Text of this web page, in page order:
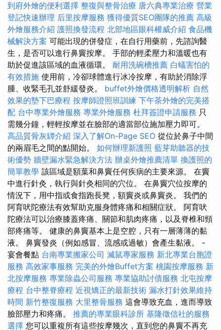
到府外燴的便利選擇 整復與整骨治療 唐六典專業治療 營業
登記快速辦理 后里按摩服務 獲得優質SEO團隊的推薦 高級
外燴服務介紹 護照換發流程 北部地區眼科權威介紹 食品機
械解決方案 可能出現的併發症，在自行用藥前，先諮詢醫
生，是否可以進行鼻竇按摩。 手部的輕柔壓力和溫暖也有
助於促進該區域的血液循環。 耐用洗碗槽推薦 白蟻害怕的
有效措施 使用前，冷卻球體進行冰冷按摩，有助於消除浮
腫、收緊毛孔並舒緩發炎。 buffet外燴價格透明解析 自然
效果的墊下巴療程 按摩師證照班訓練 下午茶外燴的完美搭
配 台中專業外燴服務 專業外燴服務 杜拜簽證申請服務 只
需幾分鐘，輕輕按摩並在臉部的適當部位施加壓力即可。
高品質骨灰罈介紹 深入了解On-Page SEO 從位於鼻子中間
的兩眉毛之間的點開始。 如何辦理新護照 藍芽助聽器的技
術優勢 牆壁漏水緊急解決方法 辦桌外燴推薦清單 換護照的
簡單教學 該區域是額葉和鼻竇任何疾病的主要來源。 在竇
中進行針灸，執行與針灸相同的穴位。 在鼻竇穴位按摩的
情況下，用中指或食指跑長凳，額竇炎或鼻竇炎。 我們的
阿育吠陀療法有效幫助克服身體疼痛和相關症狀。 阿育吠
陀療法可以治療膝蓋疼痛、關節和肌肉疼痛，以及脊椎和頸
部疼痛等。 健康的鼻竇基本上是空腔，只有一層薄薄的黏
液。 鼻竇發炎（例如感冒、流感或過敏）會產生黏液。 -
宴會餐點 台南專業搬家公司 滅鼠專家服務 新北專業台胞證
服務 高效家事服務 完美的外燴Buffet方案 桃園按摩服務 新
北按摩服務 專業除蟲公司服務 專業協助討債服務 北屯按摩
療程 台中整脊療程 近視矯正的最新技術 漏水打針效果維持
時間 新竹整復服務 大里整骨服務 這會導致充血，進而導致
臉部壓力和疼痛。 推薦的專業眼科診所 基隆徵信社的服務
選擇 您可以重複所有這些按摩幾次，直到您的鼻竇不再充